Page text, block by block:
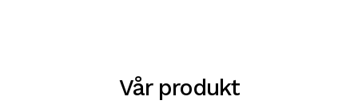
Vår produkt